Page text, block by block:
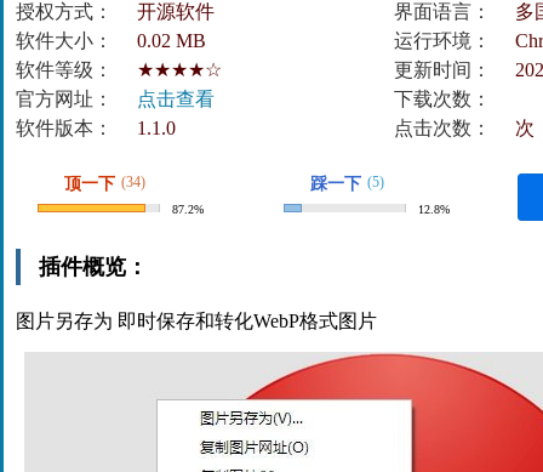
授权方式： 开源软件 界面语言：
多
软件大小：
0.02 MB 运行环境：
软件等级：
★★★★☆ 更新时间：
官方网址：
点击查看
下载次数：
软件版本：
1.1.0 点击次数： 次
顶一下 (34)
87.2%
踩一下 (5)
12.8%
插件概览：
图片另存为 即时保存和转化WebP格式图片